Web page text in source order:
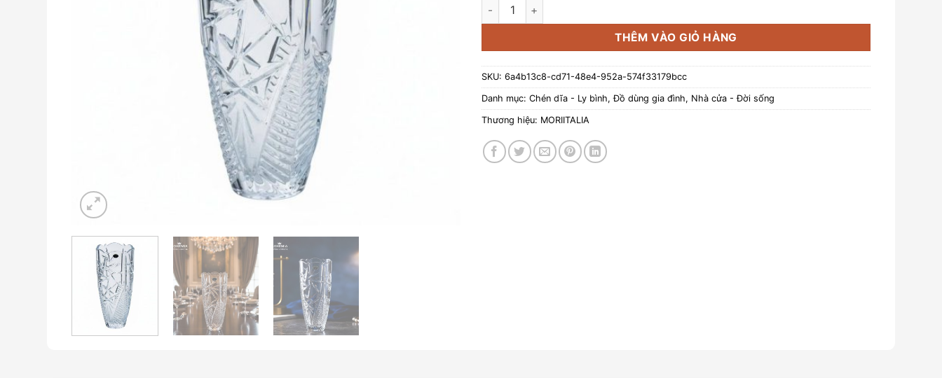
Bình hoa pha lê 89002 dáng bầu Bohemia Royal Crystal - Model: PINWHEEL 300mm số lượng
THÊM VÀO GIỎ HÀNG
SKU: 6a4b13c8-cd71-48e4-952a-574f33179bcc
Danh mục: Chén dĩa - Ly bình,Đồ dùng gia đình, Nhà cửa - Đời sống
Thương hiệu: MORIITALIA